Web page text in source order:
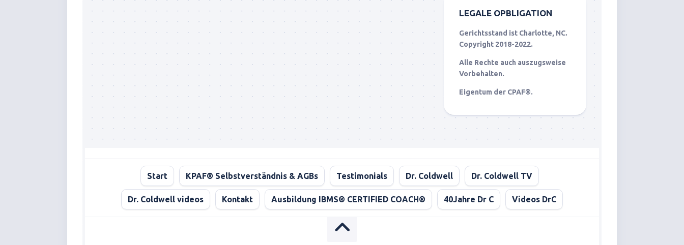
LEGALE OPBLIGATION
Gerichtsstand ist Charlotte, NC.
Copyright 2018-2022.
Alle Rechte auch auszugsweise
Vorbehalten.
Eigentum der CPAF®.
Start KPAF® Selbstverständnis & AGBs Testimonials Dr. Coldwell Dr. Coldwell TV
Dr. Coldwell videos Kontakt Ausbildung IBMS® CERTIFIED COACH® 40Jahre Dr C Videos DrC